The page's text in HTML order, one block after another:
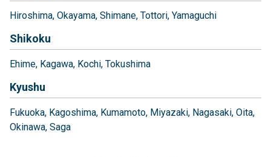
Hiroshima Okayama Shimane Tottori Yamaguchi
Shikoku
Ehime Kagawa Kochi Tokushima
Kyushu
Fukuoka Kagoshima Kumamoto Miyazaki Nagasaki Oita
Okinawa Saga